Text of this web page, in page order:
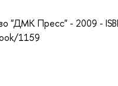
"ДМК Пресс" - 2009 -
1159